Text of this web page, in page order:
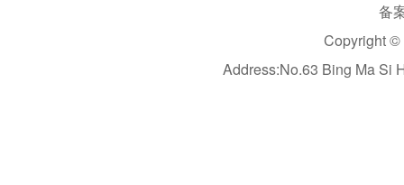
备
Copyright ©
Address:No.63 Bing Ma Si